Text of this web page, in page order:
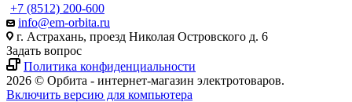
+7 (8512) 200-600
info@em-orbita.ru
г. Астрахань, проезд Николая Островского д. 6
Задать вопрос
Политика конфиденциальности
2026 © Орбита - интернет-магазин электротоваров.
Включить версию для компьютера